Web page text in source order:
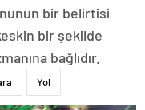
bir belirtisi
bir şekilde
bağlıdır.
Yol